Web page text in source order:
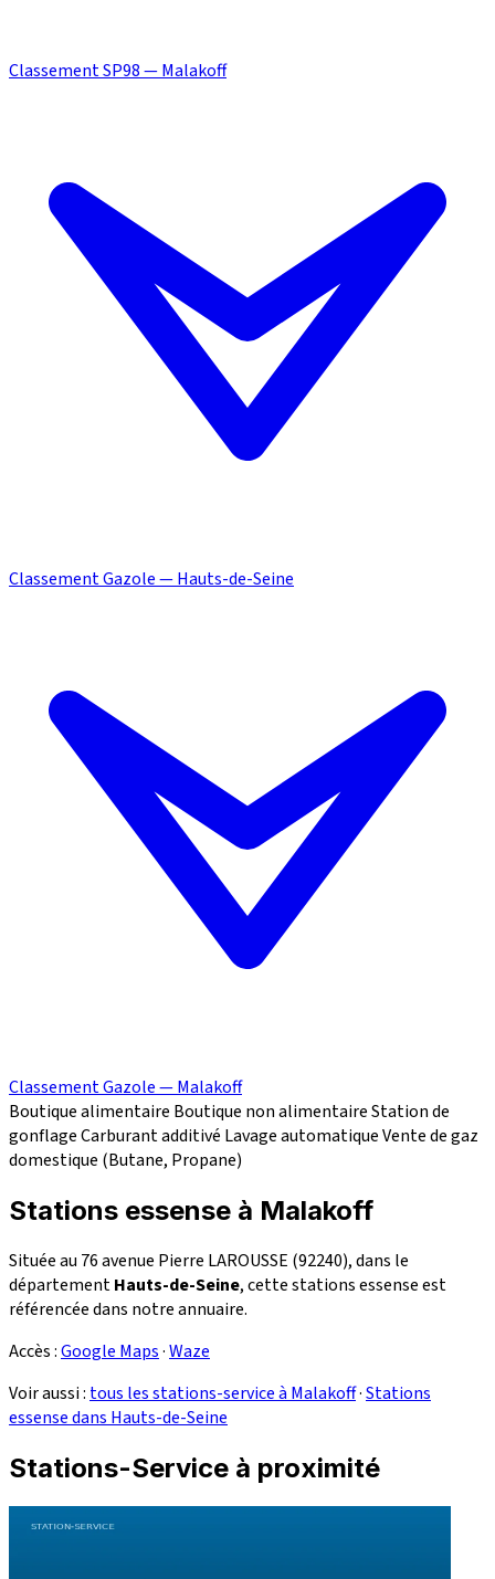
Classement SP98 — Malakoff
Classement Gazole — Hauts-de-Seine
Classement Gazole — Malakoff
Boutique alimentaire Boutique non alimentaireStation de
gonflageCarburant additivé Lavage automatiqueVente de gaz
domestique (Butane, Propane)
Stations essense à Malakoff
Située au 76 avenue Pierre LAROUSSE (92240), dans le
départementHauts-de-Seine, cette stations essense est
référencée dans notre annuaire.
Accès :Google Maps·Waze
Voir aussi : tous les stations-service à Malakoff·Stations
essense dans Hauts-de-Seine
Stations-Service à proximité